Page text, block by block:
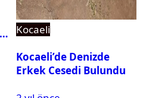
Kocaeli
Kocaeli’de Denizde
Erkek Cesedi Bulundu